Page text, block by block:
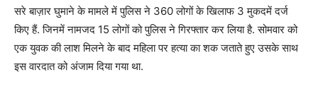
सरे बाज़ार घुमाने के मामले में पुलिस ने 360 लोगों के खिलाफ 3 मुकदमें दर्ज
किए हैं. जिनमें नामजद 15 लोगों को पुलिस ने गिरफ्तार कर लिया है. सोमवार को
एक युवक की लाश मिलने के बाद महिला पर हत्या का शक जताते हुए उसके साथ
इस वारदात को अंजाम दिया गया था.